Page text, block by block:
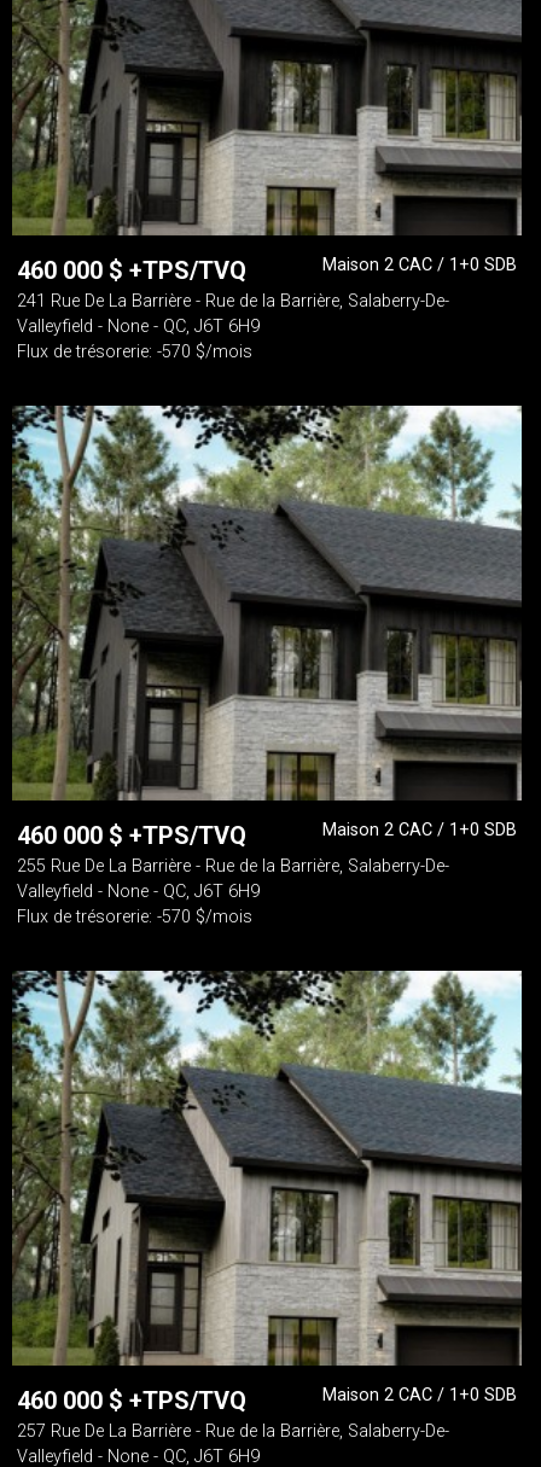
460 000 $ +TPS/TVQ
Maison 2 CAC / 1+0 SDB
241 Rue De La Barrière - Rue de la Barrière, Salaberry-De-
Valleyfield - None - QC, J6T 6H9
Flux de trésorerie: -570 $/mois
460 000 $ +TPS/TVQ
Maison 2 CAC / 1+0 SDB
255 Rue De La Barrière - Rue de la Barrière, Salaberry-De-
Valleyfield - None - QC, J6T 6H9
Flux de trésorerie: -570 $/mois
460 000 $ +TPS/TVQ
Maison 2 CAC / 1+0 SDB
257 Rue De La Barrière - Rue de la Barrière, Salaberry-De-
Valleyfield - None - QC, J6T 6H9